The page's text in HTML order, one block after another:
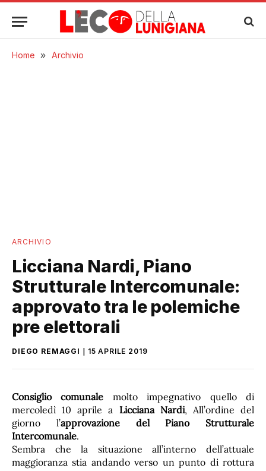
Home » Archivio
ARCHIVIO
Licciana Nardi, Piano
Strutturale Intercomunale:
approvato tra le polemiche
pre elettorali
DIEGO REMAGGI 15 APRILE 2019
Consiglio comunale molto impegnativo quello di
mercoledì 10 aprile a Licciana Nardi, All’ordine del
giorno l’approvazione del Piano Strutturale
Intercomunale.
Sembra che la situazione all’interno dell’attuale
maggioranza stia andando verso un punto di rottura